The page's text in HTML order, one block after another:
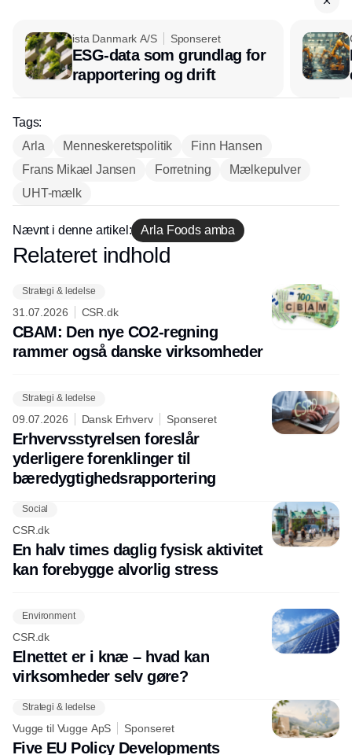
ista Danmark A/S Sponseret
ESG-data som grundlag for
rapportering og drift
Tags:
Arla
Menneskeretspolitik
Finn Hansen
Frans Mikael Jansen
Forretning
Mælkepulver
UHT-mælk
Nævnt i denne artikel: Arla Foods amba
Annonce
Relateret indhold
Strategi & ledelse
31.07.2026 CSR.dk
CBAM: Den nye CO2-regning
rammer også danske virksomheder
Strategi & ledelse
09.07.2026 Dansk Erhverv Sponseret
Erhvervsstyrelsen foreslår
yderligere forenklinger til
bæredygtighedsrapportering
Social
CSR.dk
En halv times daglig fysisk aktivitet
kan forebygge alvorlig stress
Environment
CSR.dk
Elnettet er i knæ – hvad kan
virksomheder selv gøre?
Strategi & ledelse
Vugge til Vugge ApS Sponseret
Five EU Policy Developments